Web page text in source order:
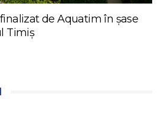
de Aquatim în șase
Timiș